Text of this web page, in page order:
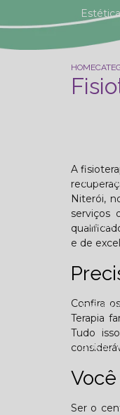
Você
Galeria
HOME
A
Niterói,
serviços
e de
Confira
Terapia
Tudo
Ser o